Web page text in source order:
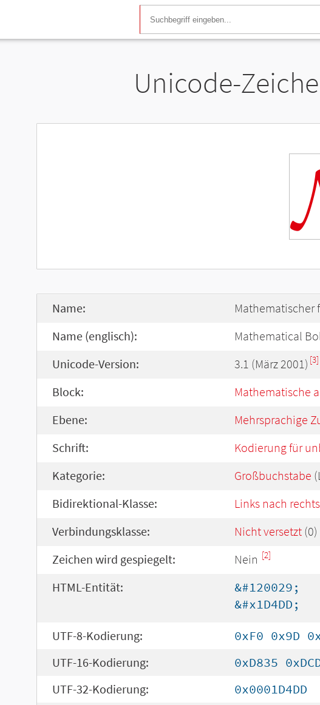
Unicode-
Name: Mathematischer
Name (englisch): Mathematical
Unicode-Version: 3.1 (März 2001) [3]
Block: Mathematische
Ebene: Mehrsprachige
Schrift: Kodierung für
Kategorie: Großbuchstabe
Bidirektional-Klasse: Links nach rechts
Verbindungsklasse: Nicht versetzt (0)
Zeichen wird gespiegelt: Nein [2]
HTML-Entität:
&#120029;
&#x1D4DD;
UTF-8-Kodierung:
0xF0 0x9D
UTF-16-Kodierung:
0xD835
UTF-32-Kodierung:
0x0001D4DD